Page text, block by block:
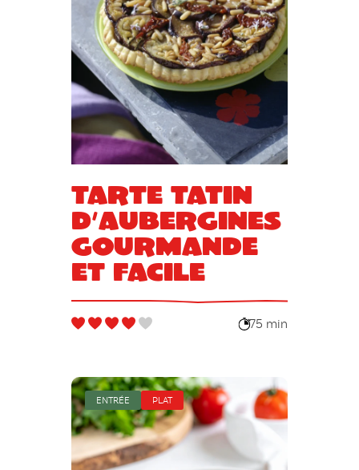
Tarte tatin
d’aubergines
gourmande
et facile
75 min
ENTRÉE PLAT